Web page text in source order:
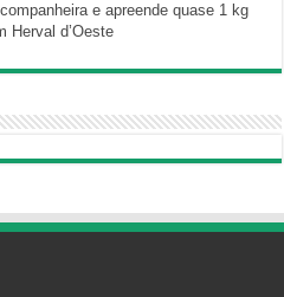
e apreende quase 1 kg
Herval d’Oeste